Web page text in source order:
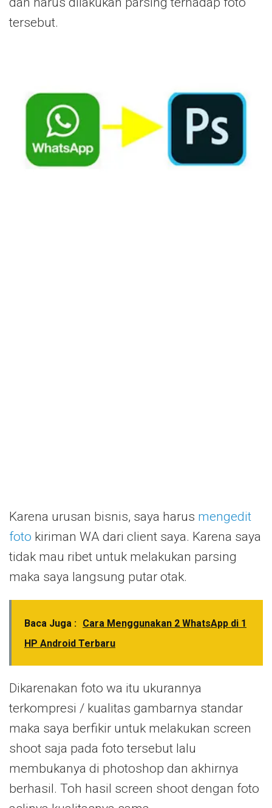
tersebut.
Karena urusan bisnis, saya harus mengedit
foto kiriman WA dari client saya. Karena saya
tidak mau ribet untuk melakukan parsing
maka saya langsung putar otak.
Baca Juga : Cara Menggunakan 2 WhatsApp di 1
HP Android Terbaru
Dikarenakan foto wa itu ukurannya
terkompresi / kualitas gambarnya standar
maka saya berfikir untuk melakukan screen
shoot saja pada foto tersebut lalu
membukanya di photoshop dan akhirnya
berhasil. Toh hasil screen shoot dengan foto